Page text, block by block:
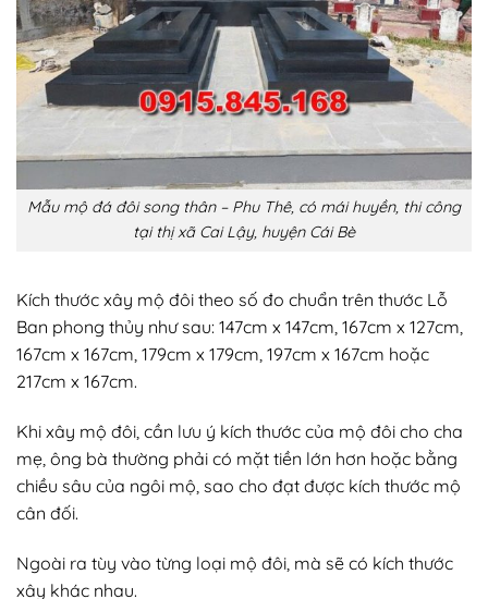
Mẫu mộ đá đôi song thân – Phu Thê, có mái huyền, thi công
tại thị xã Cai Lậy, huyện Cái Bè
Kích thước xây mộ đôi theo số đo chuẩn trên thước Lỗ
Ban phong thủy như sau: 147cm x 147cm, 167cm x 127cm,
167cm x 167cm, 179cm x 179cm, 197cm x 167cm hoặc
217cm x 167cm.
Khi xây mộ đôi, cần lưu ý kích thước của mộ đôi cho cha
mẹ, ông bà thường phải có mặt tiền lớn hơn hoặc bằng
chiều sâu của ngôi mộ, sao cho đạt được kích thước mộ
cân đối.
Ngoài ra tùy vào từng loại mộ đôi, mà sẽ có kích thước
xây khác nhau.